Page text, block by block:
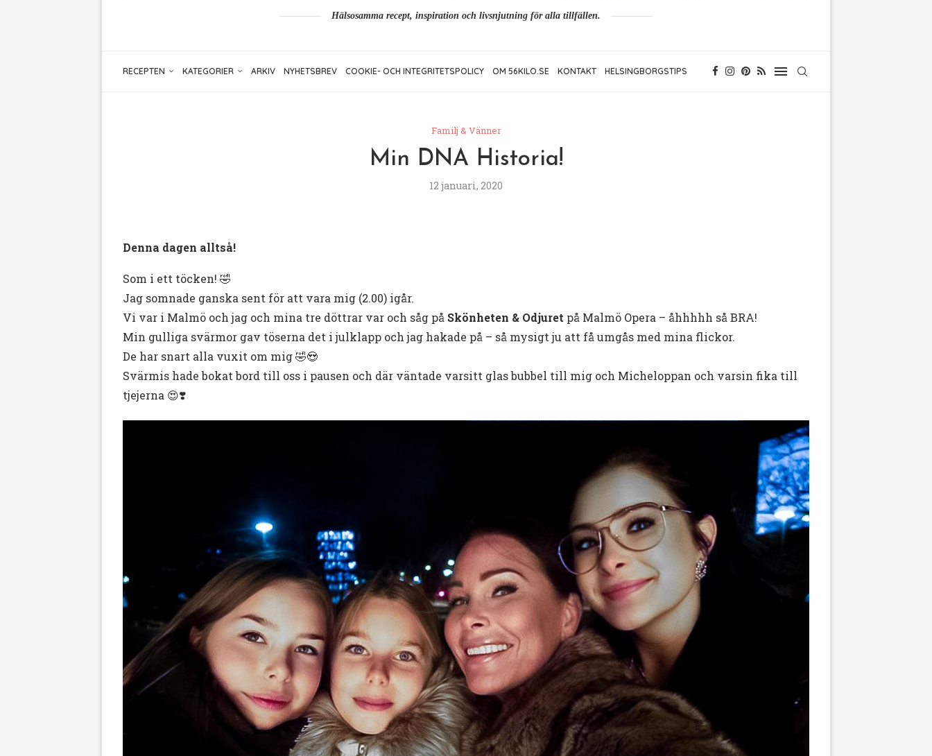
Hälsosamma recept, inspiration och livsnjutning för alla tillfällen.
RECEPTEN KATEGORIER ARKIV NYHETSBREV COOKIE- OCH INTEGRITETSPOLICY OM 56KILO.SE KONTAKT HELSINGBORGSTIPS
Familj & Vänner
Min DNA Historia!
12 januari, 2020
Denna dagen alltså!
Som i ett töcken! 🤣
Jag somnade ganska sent för att vara mig (2.00) igår.
Vi var i Malmö och jag och mina tre döttrar var och såg på Skönheten & Odjuret på Malmö Opera – åhhhhh så BRA!
Min gulliga svärmor gav töserna det i julklapp och jag hakade på – så mysigt ju att få umgås med mina flickor.
De har snart alla vuxit om mig 🤣😍
Svärmis hade bokat bord till oss i pausen och där väntade varsitt glas bubbel till mig och Micheloppan och varsin fika till
tjejerna 😍❣️